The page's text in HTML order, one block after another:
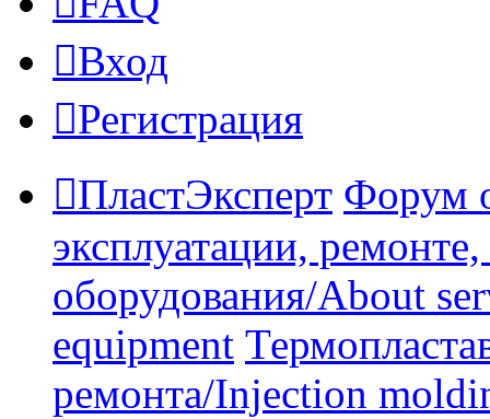
Вход
Регистрация
ПластЭксперт Форум
эксплуатации,
оборудования/About
equipment
ремонта/Injection